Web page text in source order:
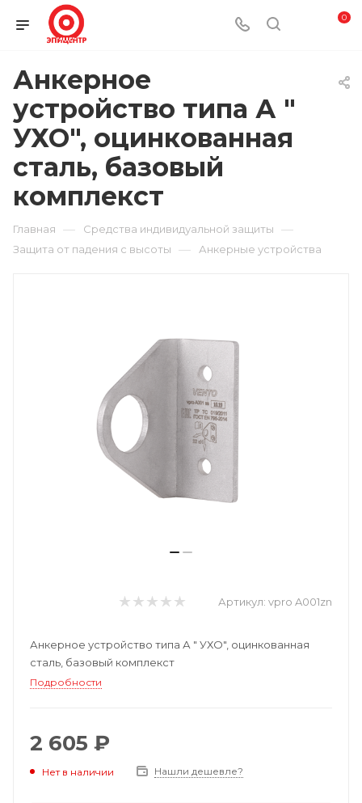
0
Анкерное
устройство типа А "
УХО", оцинкованная
сталь, базовый
комплекст
Главная — Средства индивидуальной защиты —
Защита от падения с высоты — Анкерные устройства
Артикул: vpro A001zn
Анкерное устройство типа А " УХО", оцинкованная
сталь, базовый комплекст
Подробности
2 605 ₽
Нет в наличии Нашли дешевле?